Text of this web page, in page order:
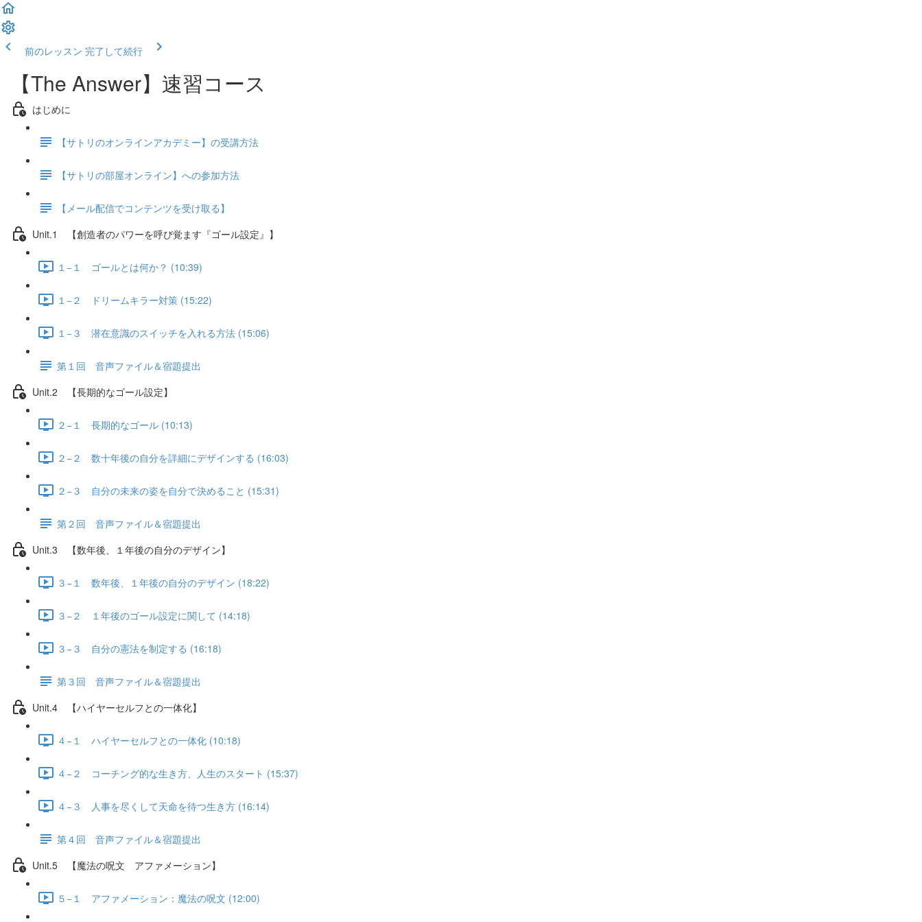
前のレッスン 完了して続行
【The Answer】速習コース
はじめに
【サトリのオンラインアカデミー】の受講方法
【サトリの部屋オンライン】への参加方法
【メール配信でコンテンツを受け取る】
Unit.1 【創造者のパワーを呼び覚ます『ゴール設定』】
１−１ ゴールとは何か？ (10:39)
１−２ ドリームキラー対策 (15:22)
１−３ 潜在意識のスイッチを入れる方法 (15:06)
第１回 音声ファイル＆宿題提出
Unit.2 【長期的なゴール設定】
２−１ 長期的なゴール (10:13)
２−２ 数十年後の自分を詳細にデザインする (16:03)
２−３ 自分の未来の姿を自分で決めること (15:31)
第２回 音声ファイル＆宿題提出
Unit.3 【数年後、１年後の自分のデザイン】
３−１ 数年後、１年後の自分のデザイン (18:22)
３−２ １年後のゴール設定に関して (14:18)
３−３ 自分の憲法を制定する (16:18)
第３回 音声ファイル＆宿題提出
Unit.4 【ハイヤーセルフとの一体化】
４−１ ハイヤーセルフとの一体化 (10:18)
４−２ コーチング的な生き方、人生のスタート (15:37)
４−３ 人事を尽くして天命を待つ生き方 (16:14)
第４回 音声ファイル＆宿題提出
Unit.5 【魔法の呪文 アファメーション】
５−１ アファメーション：魔法の呪文 (12:00)